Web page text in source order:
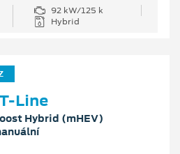
92 kW/125 k
Hybrid
Line
Hybrid (mHEV)